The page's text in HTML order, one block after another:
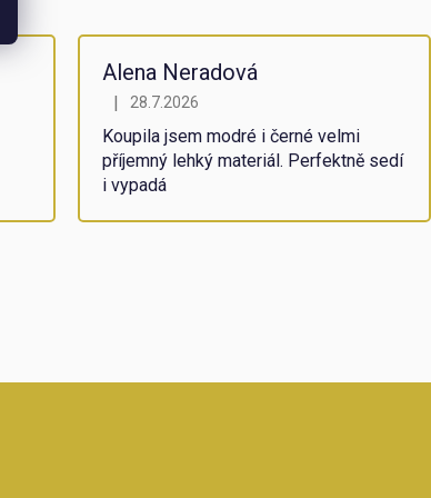
Alena Neradová
Hodnocení obchodu je 5 z 5 hvězdiček.
| 28.7.2026
Koupila jsem modré i černé velmi
příjemný lehký materiál. Perfektně sedí
i vypadá